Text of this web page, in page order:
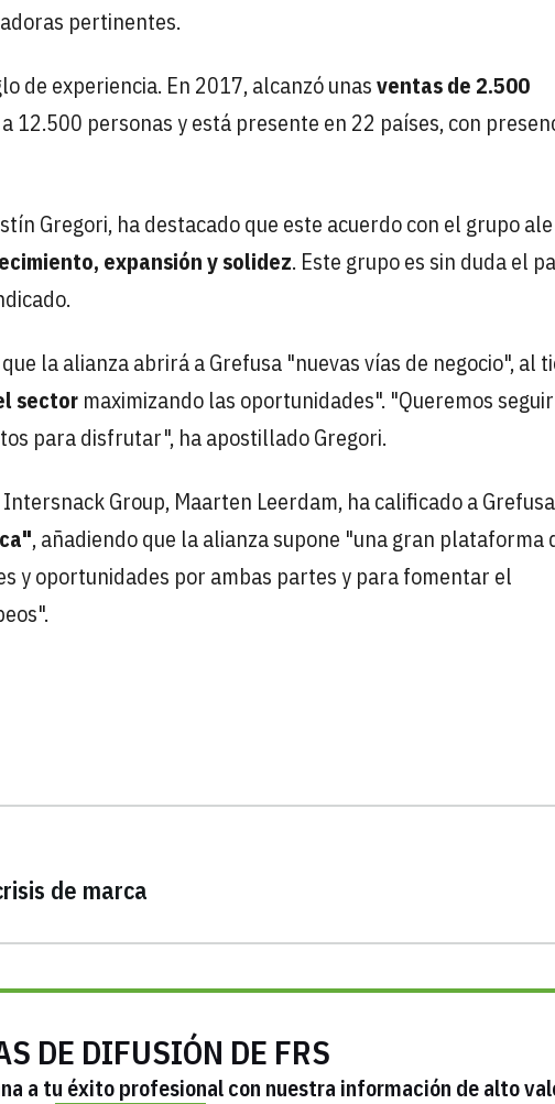
pertinentes.
de experiencia. En 2017, alcanzó unasventas de 2.500
12.500 personas y está presente en 22 países, con
Gregori, ha destacado que este acuerdo con el grupo
expansión y solidez. Este grupo es sin duda el
la alianza abrirá a Grefusa "nuevas vías de negocio", al
sector maximizando las oportunidades". "Queremos seguir
para disfrutar", ha apostillado Gregori.
Group, Maarten Leerdam, ha calificado a
, añadiendo que la alianza supone "una gran plataforma
y oportunidades por ambas partes y para fomentar el
de marca
DE DIFUSIÓN DE FRS
a tu éxito profesional con nuestra información de alto